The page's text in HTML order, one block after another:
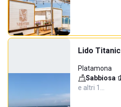
Lido Titanic
Platamona
Sabbiosa·
e altri 1…